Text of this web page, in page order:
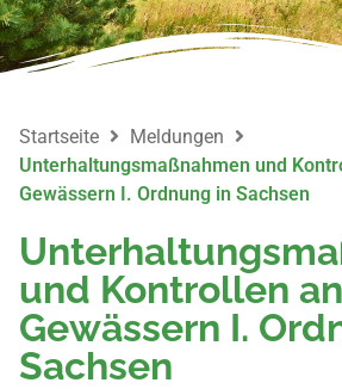
Startseite
Meldungen
Unterhaltungsmaßnahmen und
Gewässern I. Ordnung in Sachsen
und Kontrollen an
Gewässern I.
Sachsen